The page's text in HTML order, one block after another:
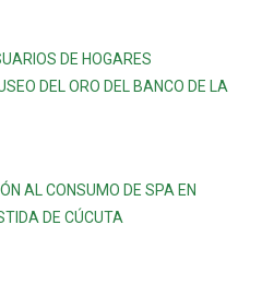
DE HOGARES
DEL ORO DEL BANCO DE LA
AL CONSUMO DE SPA EN
DE CÚCUTA